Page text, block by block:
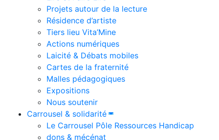
Projets autour de la lecture
Résidence d’artiste
Tiers lieu Vita’Mine
Actions numériques
Laicité & Débats mobiles
Cartes de la fraternité
Malles pédagogiques
Expositions
Nous soutenir
Carrousel & solidarité
Le Carrousel Pôle Ressources Handicap
dons & mécénat